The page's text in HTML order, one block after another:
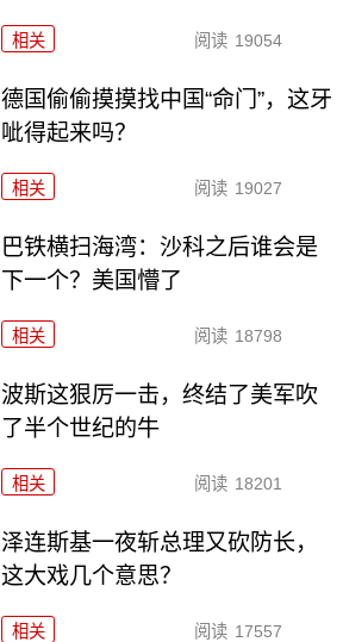
相关 阅读 19054
德国偷偷摸摸找中国“命门”，这牙
呲得起来吗？
相关 阅读 19027
巴铁横扫海湾：沙科之后谁会是
下一个？美国懵了
相关 阅读 18798
波斯这狠厉一击，终结了美军吹
了半个世纪的牛
相关 阅读 18201
泽连斯基一夜斩总理又砍防长，
这大戏几个意思？
相关 阅读 17557